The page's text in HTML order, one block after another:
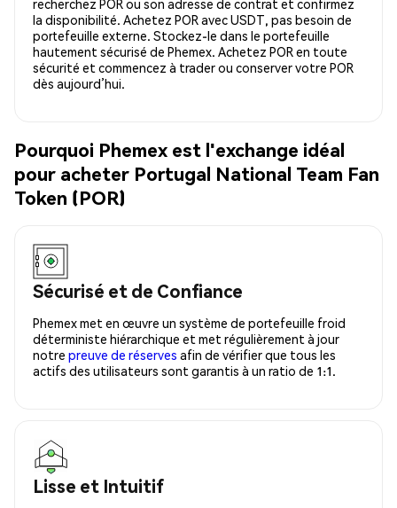
recherchez POR ou son adresse de contrat et confirmez
la disponibilité. Achetez POR avec USDT, pas besoin de
portefeuille externe. Stockez-le dans le portefeuille
hautement sécurisé de Phemex. Achetez POR en toute
sécurité et commencez à trader ou conserver votre POR
dès aujourd’hui.
Pourquoi Phemex est l'exchange idéal
pour acheter Portugal National Team Fan
Token (POR)
Sécurisé et de Confiance
Phemex met en œuvre un système de portefeuille froid
déterministe hiérarchique et met régulièrement à jour
notre preuve de réserves afin de vérifier que tous les
actifs des utilisateurs sont garantis à un ratio de 1:1.
Lisse et Intuitif